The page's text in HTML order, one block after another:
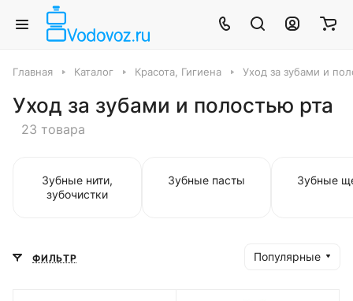
Главная Каталог Красота, Гигиена Уход за зубами и
Уход за зубами и полостью рта
23 товара
Зубные нити,
зубочистки
Зубные пасты Зубные
ФИЛЬТР Популярные